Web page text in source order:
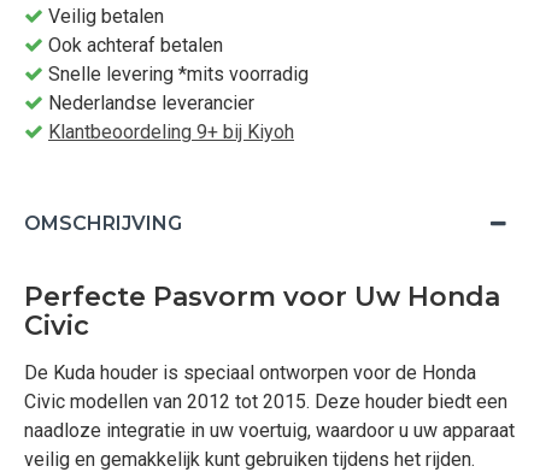
Veilig betalen
Ook achteraf betalen
Snelle levering *mits voorradig
Nederlandse leverancier
Klantbeoordeling 9+ bij Kiyoh
OMSCHRIJVING
Perfecte Pasvorm voor Uw Honda
Civic
De Kuda houder is speciaal ontworpen voor de Honda
Civic modellen van 2012 tot 2015. Deze houder biedt een
naadloze integratie in uw voertuig, waardoor u uw apparaat
veilig en gemakkelijk kunt gebruiken tijdens het rijden.